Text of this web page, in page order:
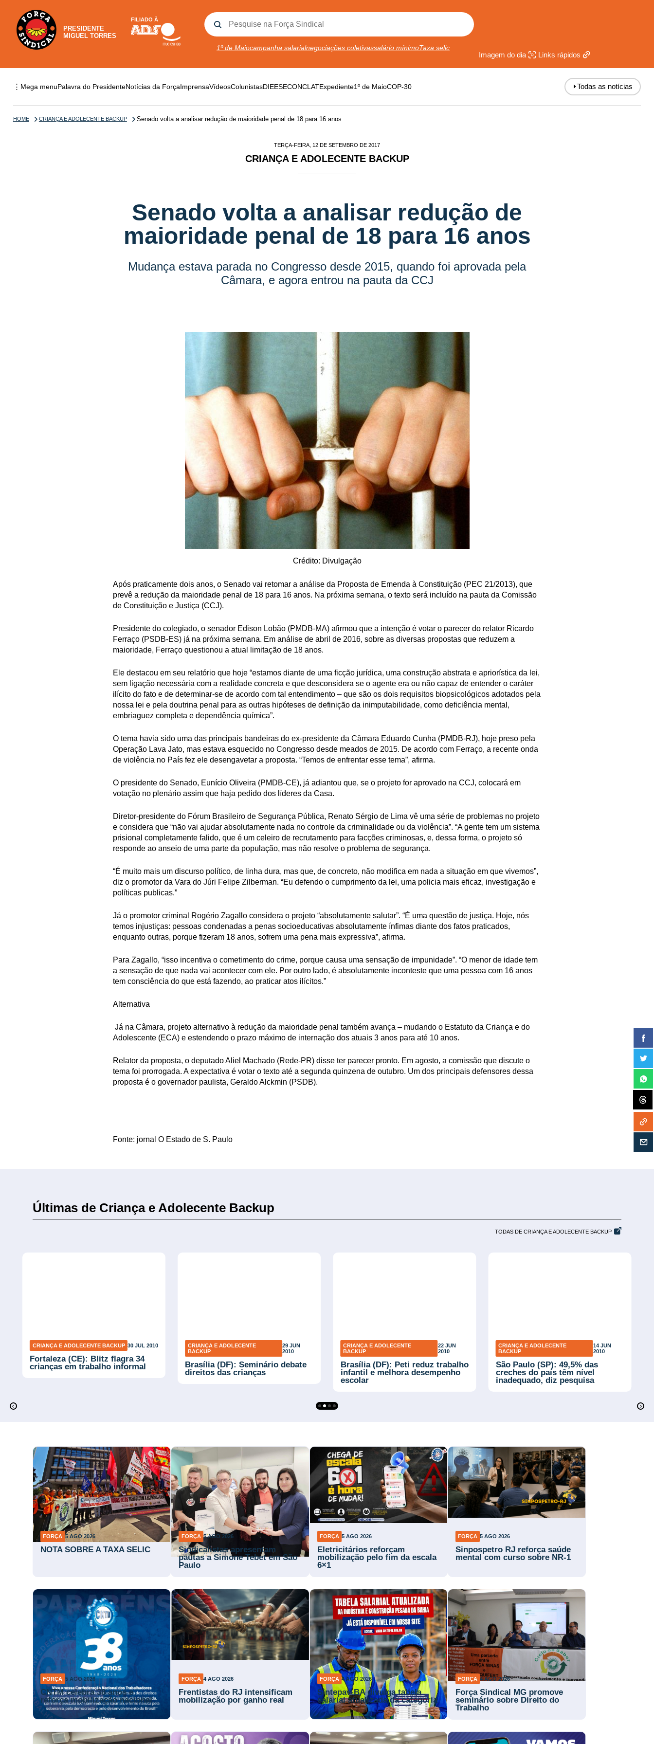
PRESIDENTE
MIGUEL TORRES
FILIADO À
1º de Maiocampanha salarialnegociações coletivassalário mínimoTaxa selic
Imagem do dia Links rápidos
⋮ Mega menuPalavra do PresidenteNotícias da ForçaImprensaVídeosColunistasDIEESECONCLATExpediente1º de MaioCOP-30 ⏵Todas as notícias
HOME CRIANÇA E ADOLECENTE BACKUP Senado volta a analisar redução de maioridade penal de 18 para 16 anos
TERÇA-FEIRA, 12 DE SETEMBRO DE 2017
CRIANÇA E ADOLECENTE BACKUP
Senado volta a analisar redução de
maioridade penal de 18 para 16 anos
Mudança estava parada no Congresso desde 2015, quando foi aprovada pela
Câmara, e agora entrou na pauta da CCJ
Crédito: Divulgação
Após praticamente dois anos, o Senado vai retomar a análise da Proposta de Emenda à Constituição (PEC 21/2013), que
prevê a redução da maioridade penal de 18 para 16 anos. Na próxima semana, o texto será incluído na pauta da Comissão
de Constituição e Justiça (CCJ).
Presidente do colegiado, o senador Edison Lobão (PMDB-MA) afirmou que a intenção é votar o parecer do relator Ricardo
Ferraço (PSDB-ES) já na próxima semana. Em análise de abril de 2016, sobre as diversas propostas que reduzem a
maioridade, Ferraço questionou a atual limitação de 18 anos.
Ele destacou em seu relatório que hoje “estamos diante de uma ficção jurídica, uma construção abstrata e apriorística da lei,
sem ligação necessária com a realidade concreta e que desconsidera se o agente era ou não capaz de entender o caráter
ilícito do fato e de determinar-se de acordo com tal entendimento – que são os dois requisitos biopsicológicos adotados pela
nossa lei e pela doutrina penal para as outras hipóteses de definição da inimputabilidade, como deficiência mental,
embriaguez completa e dependência química”.
O tema havia sido uma das principais bandeiras do ex-presidente da Câmara Eduardo Cunha (PMDB-RJ), hoje preso pela
Operação Lava Jato, mas estava esquecido no Congresso desde meados de 2015. De acordo com Ferraço, a recente onda
de violência no País fez ele desengavetar a proposta. “Temos de enfrentar esse tema”, afirma.
O presidente do Senado, Eunício Oliveira (PMDB-CE), já adiantou que, se o projeto for aprovado na CCJ, colocará em
votação no plenário assim que haja pedido dos líderes da Casa.
Diretor-presidente do Fórum Brasileiro de Segurança Pública, Renato Sérgio de Lima vê uma série de problemas no projeto
e considera que “não vai ajudar absolutamente nada no controle da criminalidade ou da violência”. “A gente tem um sistema
prisional completamente falido, que é um celeiro de recrutamento para facções criminosas, e, dessa forma, o projeto só
responde ao anseio de uma parte da população, mas não resolve o problema de segurança.
“É muito mais um discurso político, de linha dura, mas que, de concreto, não modifica em nada a situação em que vivemos”,
diz o promotor da Vara do Júri Felipe Zilberman. “Eu defendo o cumprimento da lei, uma policia mais eficaz, investigação e
políticas publicas.”
Já o promotor criminal Rogério Zagallo considera o projeto “absolutamente salutar”. “É uma questão de justiça. Hoje, nós
temos injustiças: pessoas condenadas a penas socioeducativas absolutamente ínfimas diante dos fatos praticados,
enquanto outras, porque fizeram 18 anos, sofrem uma pena mais expressiva”, afirma.
Para Zagallo, “isso incentiva o cometimento do crime, porque causa uma sensação de impunidade”. “O menor de idade tem
a sensação de que nada vai acontecer com ele. Por outro lado, é absolutamente inconteste que uma pessoa com 16 anos
tem consciência do que está fazendo, ao praticar atos ilícitos.”
Alternativa
Já na Câmara, projeto alternativo à redução da maioridade penal também avança – mudando o Estatuto da Criança e do
Adolescente (ECA) e estendendo o prazo máximo de internação dos atuais 3 anos para até 10 anos.
Relator da proposta, o deputado Aliel Machado (Rede-PR) disse ter parecer pronto. Em agosto, a comissão que discute o
tema foi prorrogada. A expectativa é votar o texto até a segunda quinzena de outubro. Um dos principais defensores dessa
proposta é o governador paulista, Geraldo Alckmin (PSDB).
Fonte: jornal O Estado de S. Paulo
Últimas de Criança e Adolecente Backup
TODAS DE CRIANÇA E ADOLECENTE BACKUP
CRIANÇA E ADOLECENTE BACKUP 30 JUL 2010
Fortaleza (CE): Blitz flagra 34
crianças em trabalho informal
CRIANÇA E ADOLECENTE
BACKUP
29 JUN
2010
Brasília (DF): Seminário debate
direitos das crianças
CRIANÇA E ADOLECENTE
BACKUP
22 JUN
2010
Brasília (DF): Peti reduz trabalho
infantil e melhora desempenho
escolar
CRIANÇA E ADOLECENTE
BACKUP
14 JUN
2010
São Paulo (SP): 49,5% das
creches do país têm nível
inadequado, diz pesquisa
FORÇA 5 AGO 2026
NOTA SOBRE A TAXA SELIC
FORÇA 5 AGO 2026
Sindicalistas apresentam
pautas a Simone Tebet em São
Paulo
FORÇA 5 AGO 2026
Eletricitários reforçam
mobilização pelo fim da escala
6×1
FORÇA 5 AGO 2026
Sinpospetro RJ reforça saúde
mental com curso sobre NR-1
FORÇA 5 AGO 2026
CNTM celebra 38 anos e
reforça mobilização nacional
FORÇA 4 AGO 2026
Frentistas do RJ intensificam
mobilização por ganho real
FORÇA 4 AGO 2026
Sintepav-BA divulga tabela
salarial atualizada da categoria
FORÇA 4 AGO 2026
Força Sindical MG promove
seminário sobre Direito do
Trabalho